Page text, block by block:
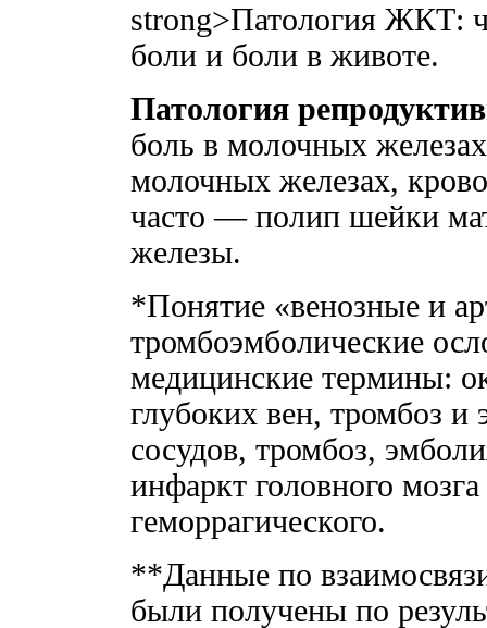
strong>Патология ЖКТ:
боли и боли в животе.
Патология
боль в молочных
молочных железах,
часто — полип шейки
железы.
*Понятие «венозные и
тромбоэмболические
медицинские термины:
глубоких вен, тромбоз
сосудов, тромбоз,
инфаркт головного
геморрагического.
**Данные по
были получены по